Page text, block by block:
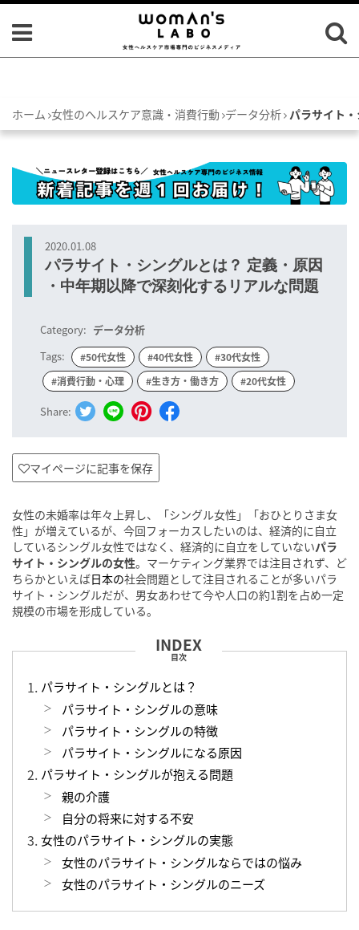
ホーム 女性のヘルスケア意識・消費行動 データ分析 パラサイト
2020.01.08
パラサイト・シングルとは？ 定義・原因
・中年期以降で深刻化するリアルな問題
Category: データ分析
Tags:
#50代女性 #40代女性
#30代女性
#消費行動・心理
#生き方・働き方 #20代女性
Share:
マイページに記事を保存
女性の未婚率は年々上昇し、「シングル女性」「おひとりさま女
性」が増えているが、今回フォーカスしたいのは、経済的に自立
しているシングル女性ではなく、経済的に自立をしていないパラ
サイト・シングルの女性。マーケティング業界では注目されず、ど
ちらかといえば日本の社会問題として注目されることが多いパラ
サイト・シングルだが、男女あわせて今や人口の約1割を占め一定
規模の市場を形成している。
目次
パラサイト・シングルとは？
パラサイト・シングルの意味
パラサイト・シングルの特徴
パラサイト・シングルになる原因
パラサイト・シングルが抱える問題
親の介護
自分の将来に対する不安
女性のパラサイト・シングルの実態
女性のパラサイト・シングルならではの悩み
女性のパラサイト・シングルのニーズ